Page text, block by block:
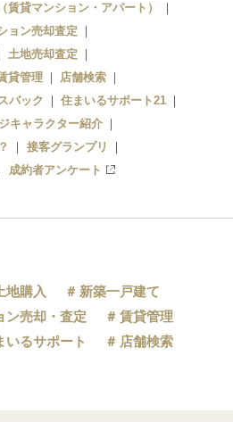
賃貸マンション・アパート）
ョン売却査定
土地売却査定
貸管理
店舗検索
バック
住まいるサポート21
キャラクター紹介
接客グランプリ
成約者アンケート
地購入
新築一戸建て
ン売却・査定
賃貸管理
いるサポート
店舗検索